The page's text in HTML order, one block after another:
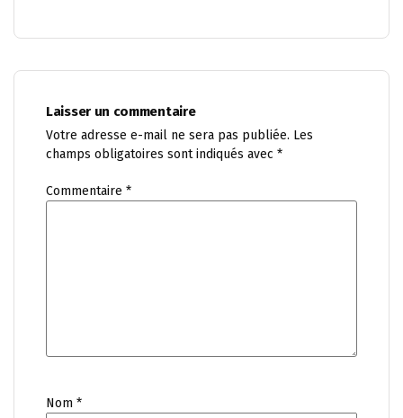
Laisser un commentaire
Votre adresse e-mail ne sera pas publiée. Les
champs obligatoires sont indiqués avec *
Commentaire *
Nom *